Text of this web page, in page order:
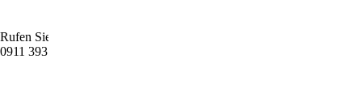
Rufen Sie uns gerne an
0911 39372790